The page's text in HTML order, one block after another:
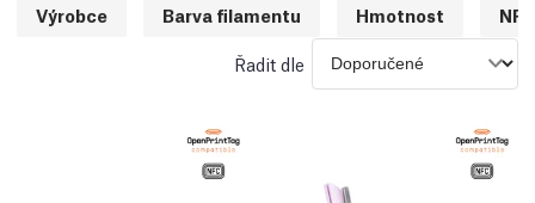
Výrobce
Barva filamentu Hmotnost NFC
Řadit dle